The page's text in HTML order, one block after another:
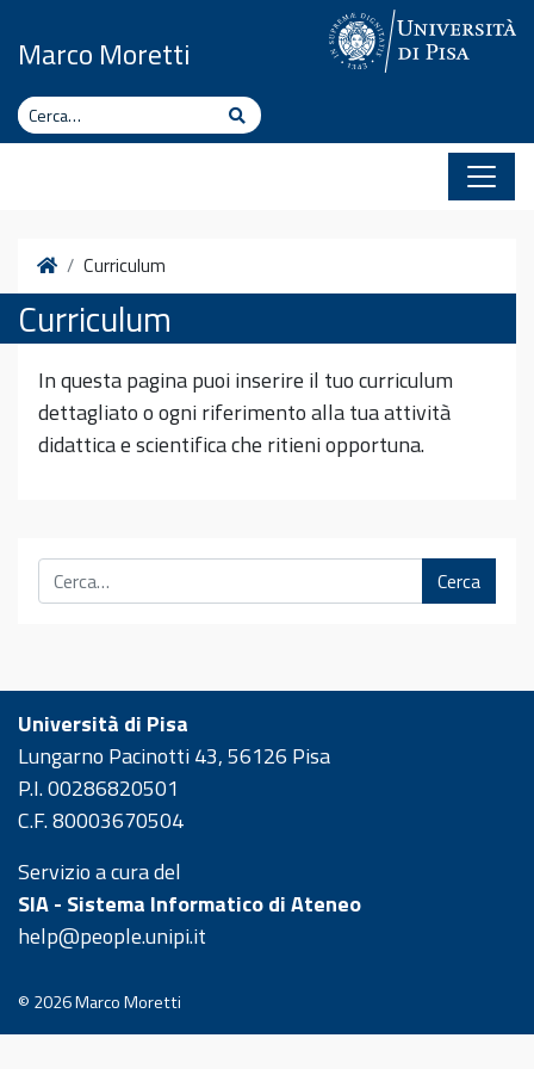
Marco Moretti
Cerca Cerca
HomeCurriculum
Curriculum
In questa pagina puoi inserire il tuo curriculum
dettagliato o ogni riferimento alla tua attività
didattica e scientifica che ritieni opportuna.
Cerca
Università di Pisa
Lungarno Pacinotti 43, 56126 Pisa
P.I. 00286820501
C.F. 80003670504
Servizio a cura del
SIA - Sistema Informatico di Ateneo
help@people.unipi.it
© 2026Marco Moretti